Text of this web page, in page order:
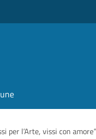
per l’Arte, vissi con amore”